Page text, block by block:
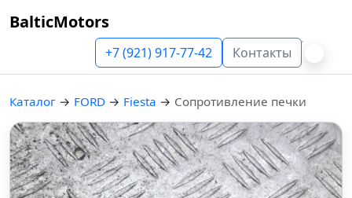
BalticMotors
+7 (921) 917-77-42 Контакты
Каталог → FORD → Fiesta → Сопротивление печки